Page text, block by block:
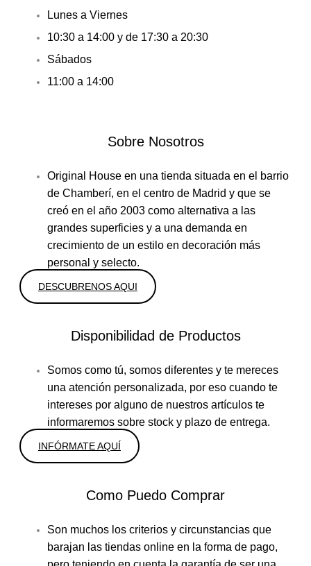
Lunes a Viernes
10:30 a 14:00 y de 17:30 a 20:30
Sábados
11:00 a 14:00
Sobre Nosotros
Original House en una tienda situada en el barrio
de Chamberí, en el centro de Madrid y que se
creó en el año 2003 como alternativa a las
grandes superficies y a una demanda en
crecimiento de un estilo en decoración más
personal y selecto.
DESCUBRENOS AQUI
Disponibilidad de Productos
Somos como tú, somos diferentes y te mereces
una atención personalizada, por eso cuando te
intereses por alguno de nuestros artículos te
informaremos sobre stock y plazo de entrega.
INFÓRMATE AQUÍ
Como Puedo Comprar
Son muchos los criterios y circunstancias que
barajan las tiendas online en la forma de pago,